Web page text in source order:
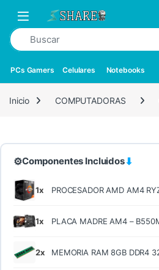
PCs Gamers Celulares Notebooks
Inicio COMPUTADORAS
⚙Componentes Incluidos⬇
1x PROCESADOR AMD AM4
1x PLACA MADRE AM4 –
2x MEMORIA RAM 8GB DDR4